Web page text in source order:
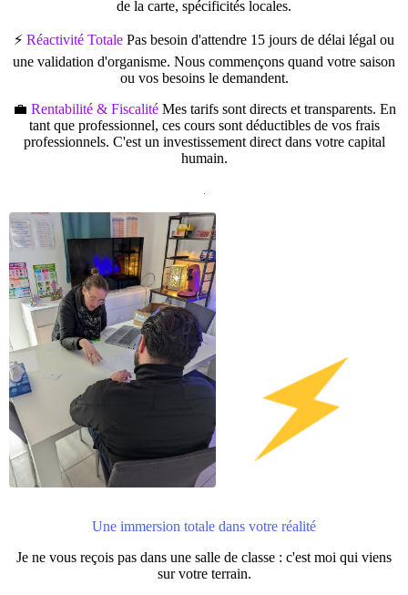
de la carte, spécificités locales.
⚡ Réactivité Totale Pas besoin d'attendre 15 jours de délai légal ou
une validation d'organisme. Nous commençons quand votre saison
ou vos besoins le demandent.
💼 Rentabilité & Fiscalité Mes tarifs sont directs et transparents. En
tant que professionnel, ces cours sont déductibles de vos frais
professionnels. C'est un investissement direct dans votre capital
humain.
Une immersion totale dans votre réalité
Je ne vous reçois pas dans une salle de classe : c'est moi qui viens
sur votre terrain.